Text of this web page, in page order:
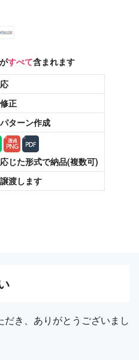
すべて含まれます
正
ターン作成
じた形式で納品(複数可)
渡します
き、ありがとうございまし